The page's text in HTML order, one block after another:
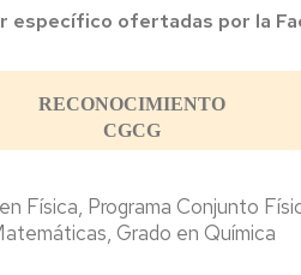
antiguos
Zoel
García
Galdeano
Otros
específico ofertadas por la
RECONOCIMIENTO
CGCG
Física, Programa Conjunto
Grado en Química